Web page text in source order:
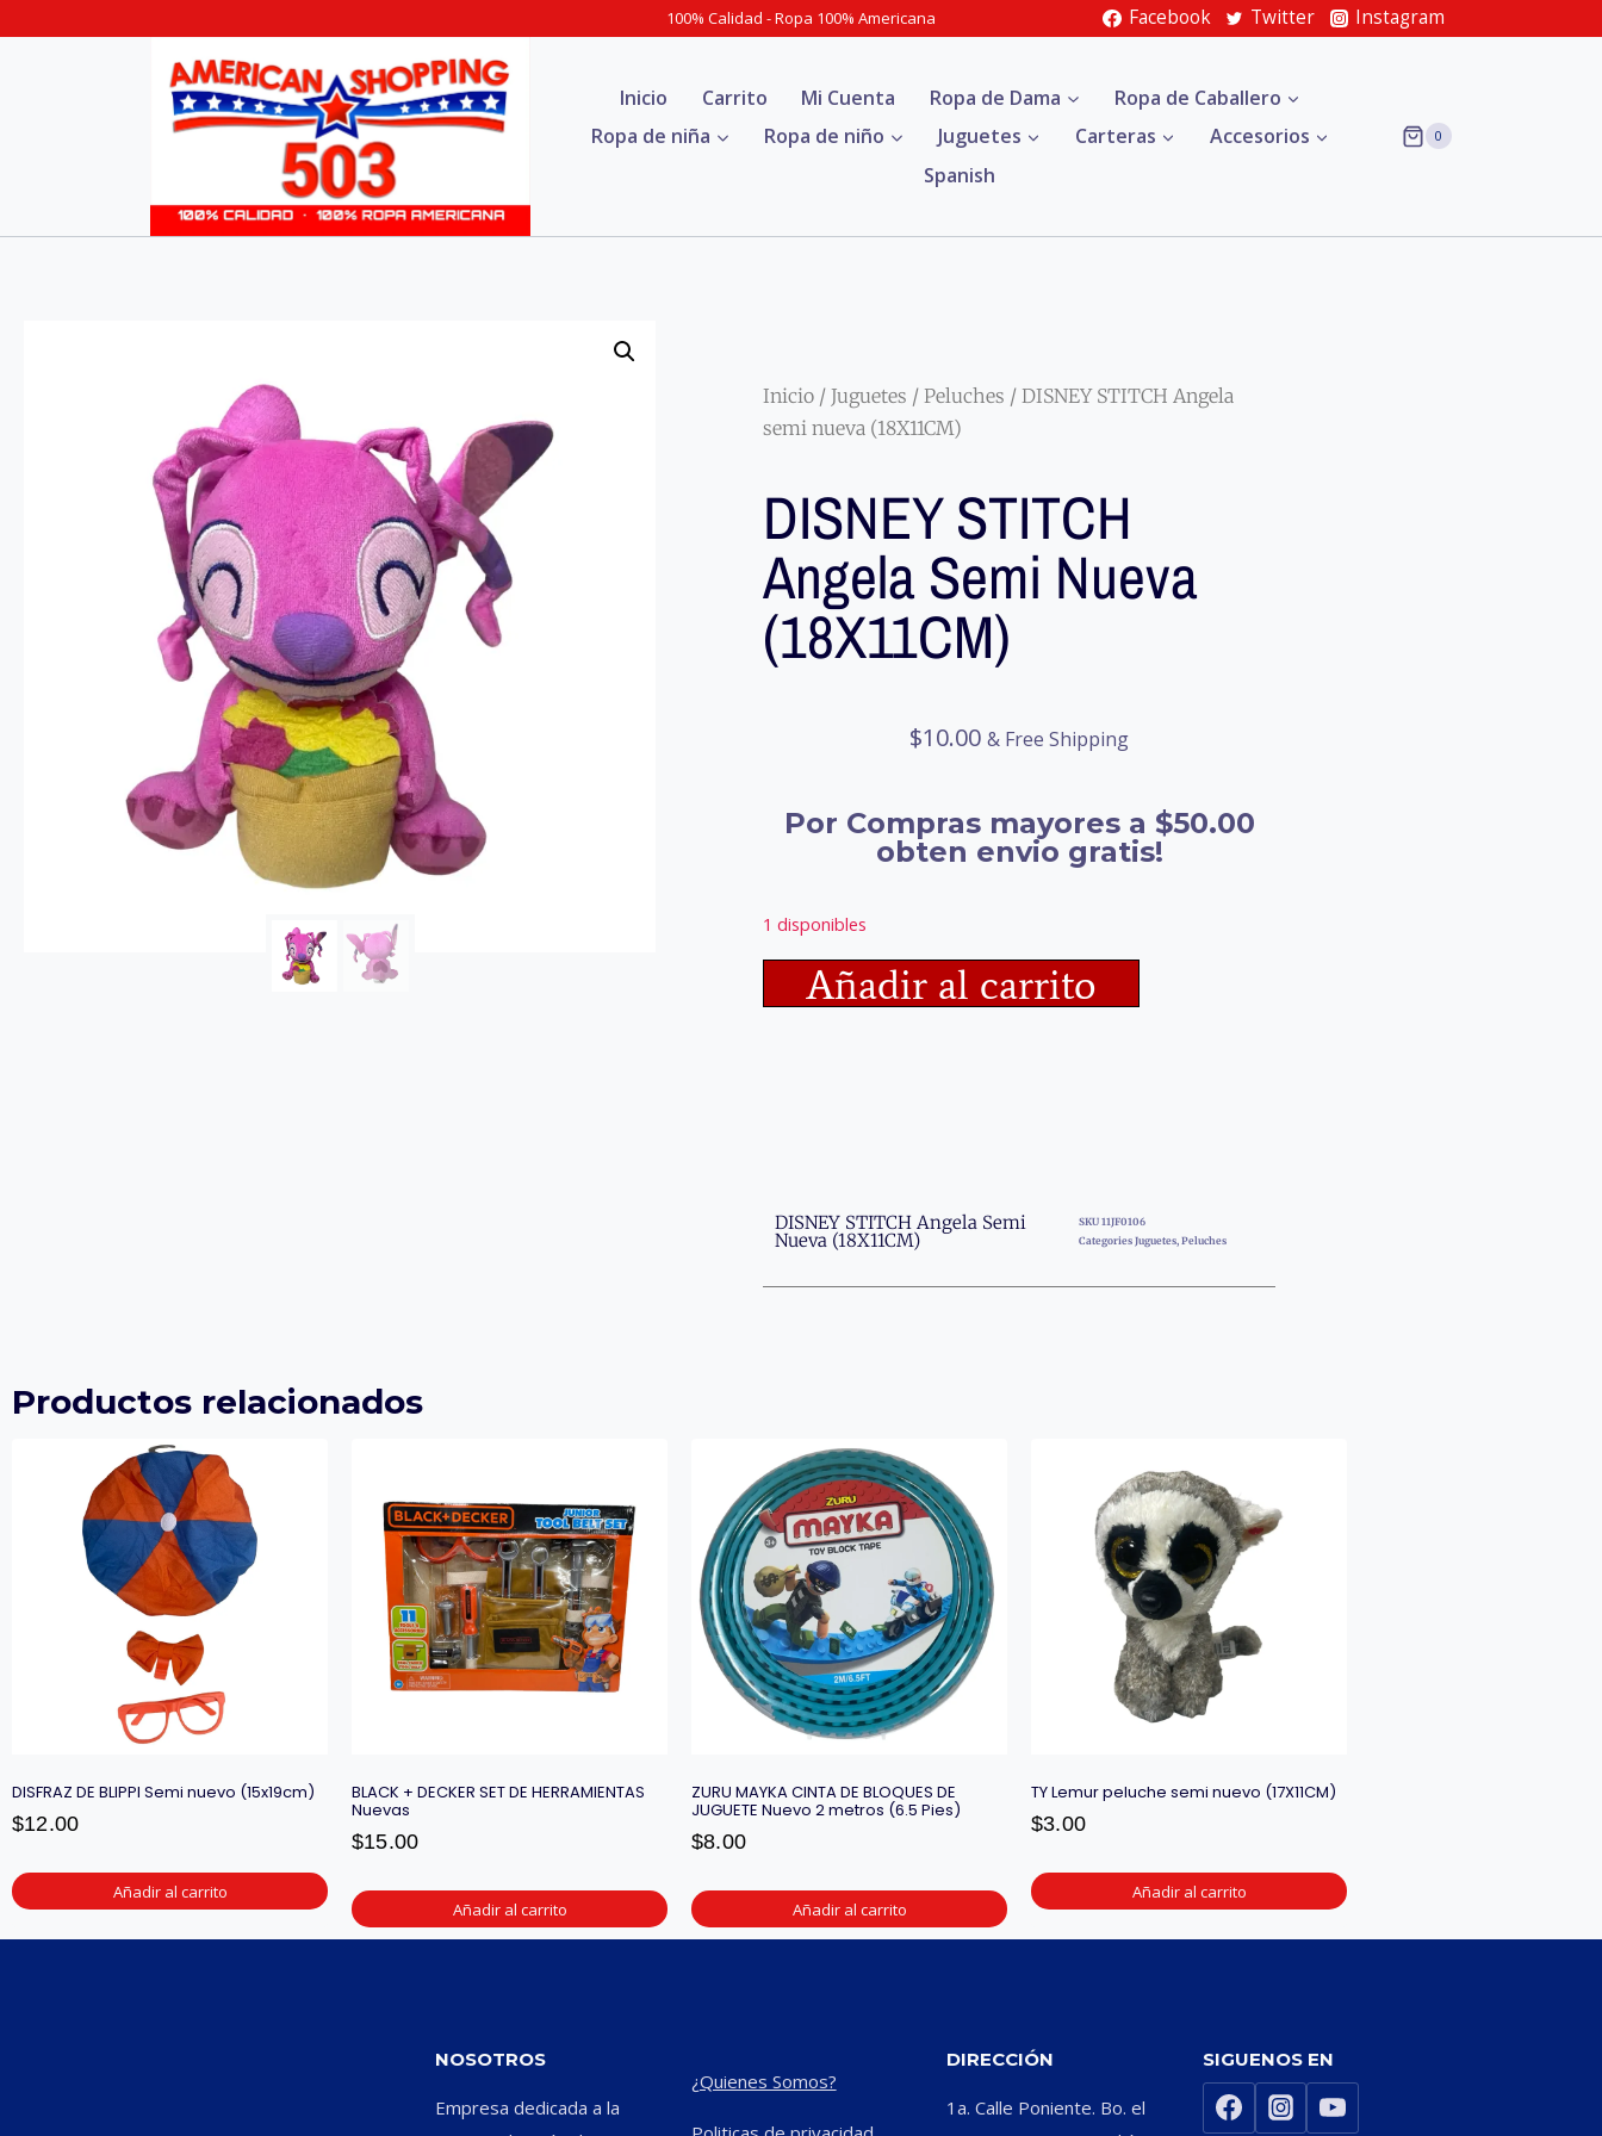
100% Calidad - Ropa 100% Americana Facebook Twitter Instagram
Inicio Carrito Mi Cuenta Ropa de Dama
Ropa de Caballero
Ropa de niña
Ropa de niño Juguetes Carteras
Accesorios
Spanish
0
Inicio / Juguetes / Peluches / DISNEY STITCH Angela
semi nueva (18X11CM)
DISNEY STITCH
Angela Semi Nueva
(18X11CM)
$10.00 & Free Shipping
Por Compras mayores a $50.00
obten envio gratis!
1 disponibles
Añadir al carrito
DISNEY STITCH Angela Semi
Nueva (18X11CM)
SKU 11JF0106
Categories Juguetes, Peluches
Productos relacionados
DISFRAZ DE BLIPPI Semi nuevo (15x19cm)
$12.00
Añadir al carrito
BLACK + DECKER SET DE HERRAMIENTAS
Nuevas
$15.00
Añadir al carrito
ZURU MAYKA CINTA DE BLOQUES DE
JUGUETE Nuevo 2 metros (6.5 Pies)
$8.00
Añadir al carrito
TY Lemur peluche semi nuevo (17X11CM)
$3.00
Añadir al carrito
NOSOTROS
Empresa dedicada a la
¿Quienes Somos?
DIRECCIÓN
1a. Calle Poniente. Bo. el
SIGUENOS EN